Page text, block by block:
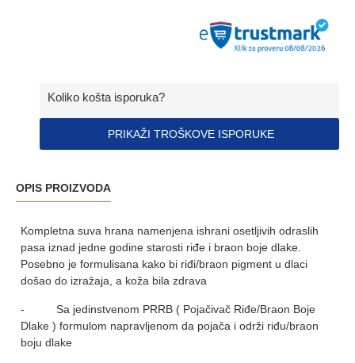
Koliko košta isporuka?
PRIKAŽI TROŠKOVE ISPORUKE
OPIS PROIZVODA
Kompletna suva hrana namenjena ishrani osetljivih odraslih
pasa iznad jedne godine starosti riđe i braon boje dlake.
Posebno je formulisana kako bi riđi/braon pigment u dlaci
došao do izražaja, a koža bila zdrava
- Sa jedinstvenom PRRB ( Pojačivač Riđe/Braon Boje
Dlake ) formulom napravljenom da pojača i održi riđu/braon
boju dlake